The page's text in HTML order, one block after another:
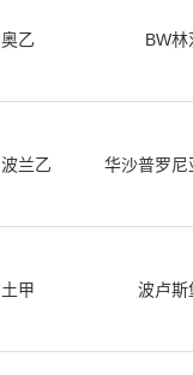
奥乙 BW林
波兰乙 华沙普罗尼
土甲 波卢斯